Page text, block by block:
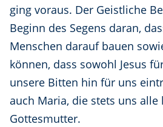
ging voraus. Der Geistliche
Beginn des Segens daran,
Menschen darauf bauen
können, dass sowohl Jesus
unsere Bitten hin für uns
auch Maria, die stets uns alle
Gottesmutter.